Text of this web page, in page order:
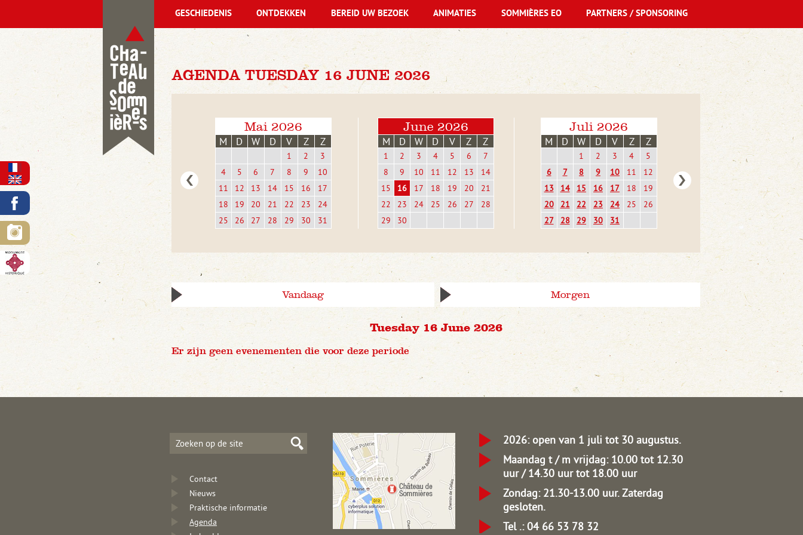
AGENDA TUESDAY 16 JUNE 2026
Mai 2026
M D W D V Z Z
1 2
3
4
5 6 7 8 9
10
11
12 13 14 15 16
17
18
19 20 21 22 23
24
25
26 27 28 29 30 31
June 2026
M D W D V Z Z
1 2 3 4 5 6
7
8
9 10 11 12 13
14
15
16 17 18 19 20
21
22
23 24 25 26 27
28
29
30
Juli 2026
M D W D V Z Z
1 2 3 4
5
6
7 8 9 10 11
12
13
14 15 16 17 18
19
20
21 22 23 24 25
26
27
28 29 30 31
Vandaag Morgen
Tuesday 16 June 2026
Er zijn geen evenementen die voor deze periode
GESCHIEDENIS ONTDEKKEN BEREID UW BEZOEK ANIMATIES SOMMIÈRES EO PARTNERS / SPONSORING
Contact
Nieuws
Praktische informatie
Agenda
2026: open van 1 juli tot 30 augustus.
Maandag t / m vrijdag: 10.00 tot 12.30
uur / 14.30 uur tot 18.00 uur
Zondag: 21.30-13.00 uur.Zaterdag
gesloten.
Tel .: 04 66 53 78 32